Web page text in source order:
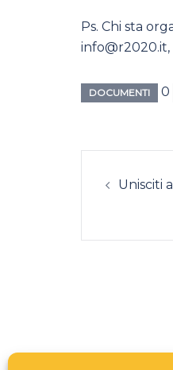
Ps. Chi sta
DOCUMENTI 0
Unisciti